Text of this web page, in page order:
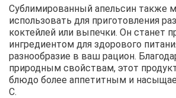
Сублимированный апельсин также
использовать для приготовления
коктейлей или выпечки. Он станет
ингредиентом для здорового
разнообразие в ваш рацион.
природным свойствам, этот
блюдо более аппетитным и
С.